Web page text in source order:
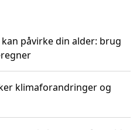
påvirke din alder: brug
klimaforandringer og